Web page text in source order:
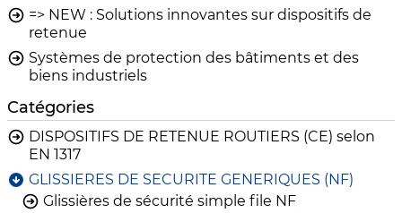
=> NEW : Solutions innovantes sur dispositifs de
retenue
Systèmes de protection des bâtiments et des
biens industriels
Catégories
DISPOSITIFS DE RETENUE ROUTIERS (CE) selon
EN 1317
GLISSIERES DE SECURITE GENERIQUES (NF)
Glissières de sécurité simple file NF